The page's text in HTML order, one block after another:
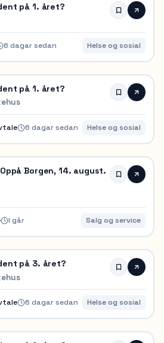
på 1. året?
6 dagar sedan Helse og sosial
på 1. året?
6 dagar sedan Helse og sosial
Borgen, 14. august.
I går Salg og service
på 3. året?
6 dagar sedan Helse og sosial